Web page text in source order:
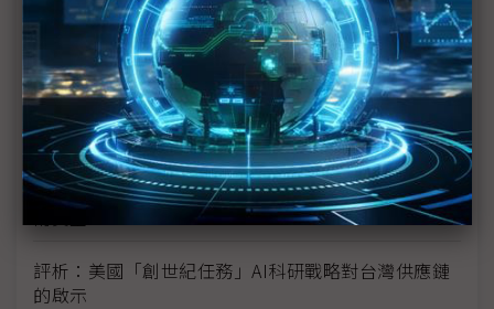
豐田目標2026全球生產破千萬輛 HEV需求強勁跨越
電動車放緩影響
東南亞各國與美貿易協議持續推進 2026聚焦關鍵礦
產、轉口問題
陳立武與川普關鍵40分鐘會談 將政治阻力化為英特
爾資金
評析：美國「創世紀任務」AI科研戰略對台灣供應鏈
的啟示